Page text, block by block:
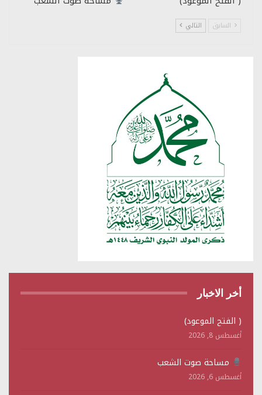
السابق التالي
أخر الاخبار
( الفتح الموعود)
أغسطس 8, 2026
مساحة صوت الشعب
أغسطس 6, 2026